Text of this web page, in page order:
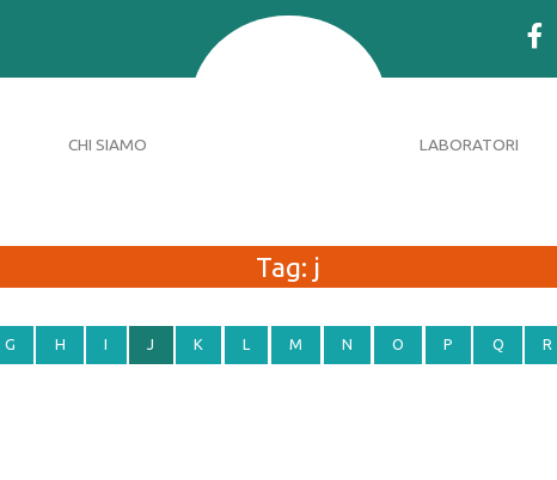
CHI SIAMO LABORATORI
Tag: j
G H I J K L M N O P Q R